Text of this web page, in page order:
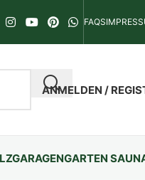
FAQS
ANMELDEN /
GARTEN